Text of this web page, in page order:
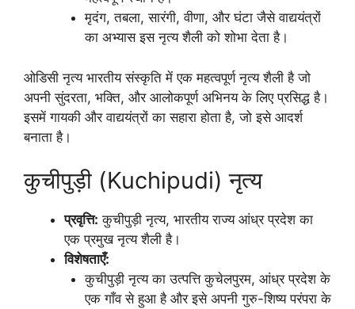
मृदंग, तबला, सारंगी, वीणा, और घंटा जैसे वाद्ययंत्रों
का अभ्यास इस नृत्य शैली को शोभा देता है।
ओडिसी नृत्य भारतीय संस्कृति में एक महत्वपूर्ण नृत्य शैली है जो
अपनी सुंदरता, भक्ति, और आलोकपूर्ण अभिनय के लिए प्रसिद्ध है।
इसमें गायकी और वाद्ययंत्रों का सहारा होता है, जो इसे आदर्श
बनाता है।
कुचीपुड़ी (Kuchipudi) नृत्य
प्रवृत्ति: कुचीपुड़ी नृत्य, भारतीय राज्य आंध्र प्रदेश का
एक प्रमुख नृत्य शैली है।
विशेषताएँ:
कुचीपुड़ी नृत्य का उत्पत्ति कुचेलपुरम, आंध्र प्रदेश के
एक गाँव से हुआ है और इसे अपनी गुरु-शिष्य परंपरा के